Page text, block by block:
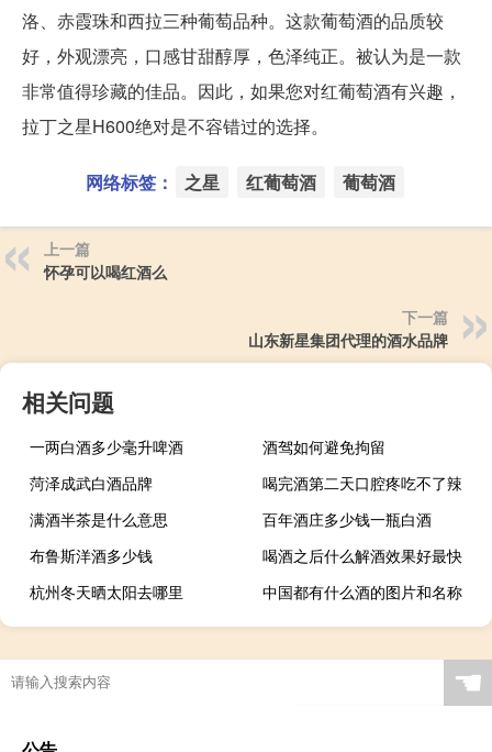
洛、赤霞珠和西拉三种葡萄品种。这款葡萄酒的品质较
好，外观漂亮，口感甘甜醇厚，色泽纯正。被认为是一款
非常值得珍藏的佳品。因此，如果您对红葡萄酒有兴趣，
拉丁之星H600绝对是不容错过的选择。
网络标签： 之星 红葡萄酒 葡萄酒
上一篇
怀孕可以喝红酒么
下一篇
山东新星集团代理的酒水品牌
相关问题
一两白酒多少毫升啤酒
酒驾如何避免拘留
菏泽成武白酒品牌
喝完酒第二天口腔疼吃不了辣
满酒半茶是什么意思
百年酒庄多少钱一瓶白酒
布鲁斯洋酒多少钱
喝酒之后什么解酒效果好最快
杭州冬天晒太阳去哪里
中国都有什么酒的图片和名称
☚